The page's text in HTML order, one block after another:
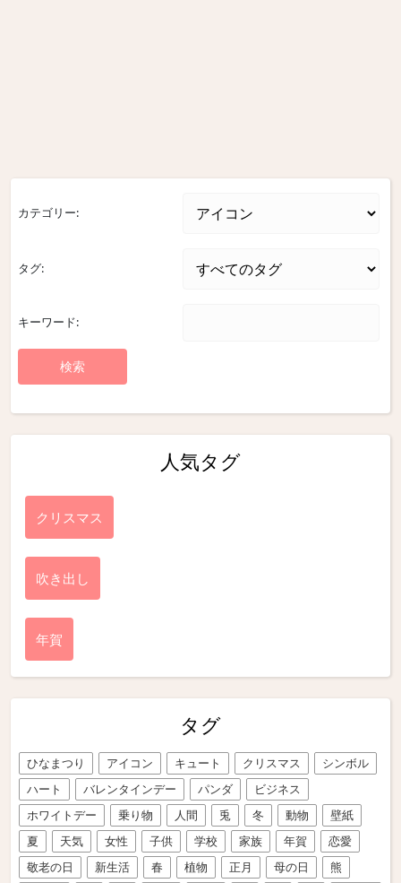
カテゴリー:
タグ:
キーワード:
人気タグ
クリスマス
吹き出し
年賀
タグ
ひなまつり アイコン キュート クリスマス
シンボル
ハート
バレンタインデー パンダ
ビジネス
ホワイトデー
乗り物 人間 兎 冬 動物
壁紙
夏
天気 女性 子供 学校 家族 年賀
恋愛
敬老の日
新生活 春 植物 正月 母の日
熊